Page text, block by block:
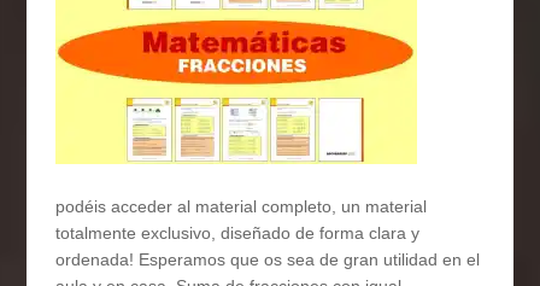
podéis acceder al material completo, un material
totalmente exclusivo, diseñado de forma clara y
ordenada! Esperamos que os sea de gran utilidad en el